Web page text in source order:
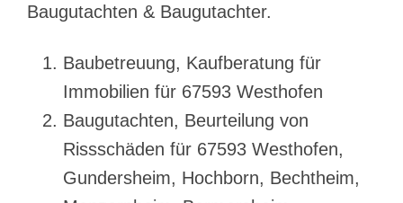
Baugutachten & Baugutachter.
Baubetreuung, Kaufberatung für
Immobilien für 67593 Westhofen
Baugutachten, Beurteilung von
Rissschäden für 67593 Westhofen,
Gundersheim, Hochborn, Bechtheim,